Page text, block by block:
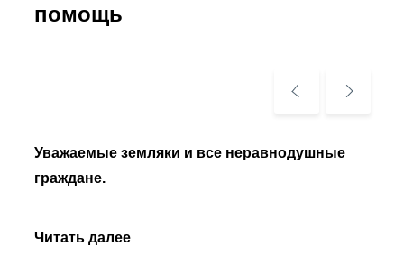
помощь
Уважаемые земляки и все неравнодушные
граждане.
Читать далее